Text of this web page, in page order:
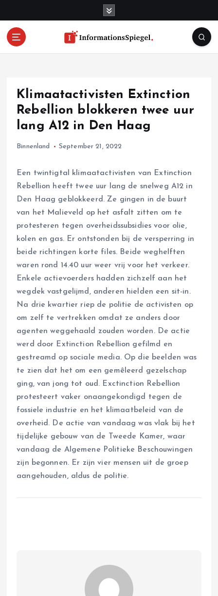
Klimaatactivisten Extinction
Rebellion blokkeren twee uur
lang A12 in Den Haag
Binnenland September 21, 2022
Een twintigtal klimaatactivisten van Extinction
Rebellion heeft twee uur lang de snelweg A12 in
Den Haag geblokkeerd. Ze gingen in de buurt
van het Malieveld op het asfalt zitten om te
protesteren tegen overheidssubsidies voor olie,
kolen en gas. Er ontstonden bij de versperring in
beide richtingen korte files. Beide weghelften
waren rond 14.40 uur weer vrij voor het verkeer.
Enkele actievoerders hadden zichzelf aan het
wegdek vastgelijmd, anderen hielden een sit-in.
Na drie kwartier riep de politie de activisten op
om zelf te vertrekken omdat ze anders door
agenten weggehaald zouden worden. De actie
werd door Extinction Rebellion gefilmd en
gestreamd op sociale media. Op die beelden was
te zien dat het om een gemêleerd gezelschap
ging, van jong tot oud. Exctinction Rebellion
protesteert vaker onaangekondigd tegen de
fossiele industrie en het klimaatbeleid van de
overheid. De actie van vandaag was vlak bij het
tijdelijke gebouw van de Tweede Kamer, waar
vandaag de Algemene Politieke Beschouwingen
zijn begonnen. Er zijn vier mensen uit de groep
aangehouden, aldus de politie.